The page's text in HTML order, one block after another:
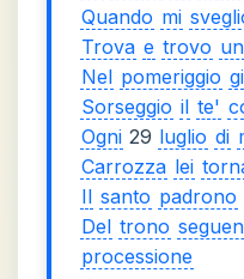
Quando mi
Trova e trovo un
Nel pomeriggio
Sorseggio il te'
Ogni 29 luglio di
Carrozza lei
Il santo padrono
Del trono
processione